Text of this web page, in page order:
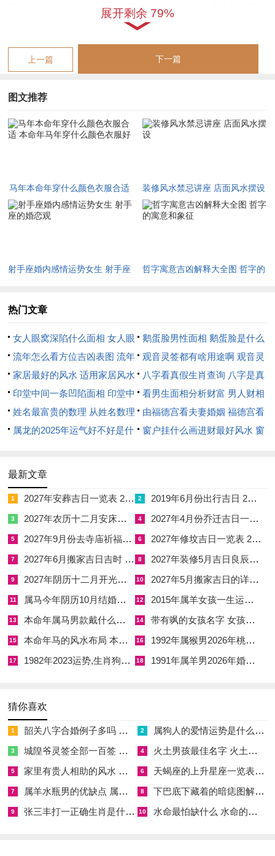
物，五行属水，乃北方寒冥之色，能引天河之水，灭无根烈焰，
肖马本命年衣橱之中宜备玄黑深沉之服，贴身穿戴，尤以袜履为
佳，取其离火南位，引水济之象，黑非晦暗，乃韬光养晦，收敛
锋芒。
冷静克制盲动与竞争，商谈签约之时或是投资决断场合，着黑色
衬衫、外套，可令心神沉定，免于冲动，识破陷阱，此即官星制
劫护财之理。
致之思维困局，常有马人生性豪爽，行事雷厉风行，丙午年则易
流于刚愎自用，听不得逆耳之言，此时若有水德调燮，则刚中带
柔，知进退，明得失。
午火年本为帮扶，若再见黑水满身，反成官杀混杂，压力倍增，
故当审察自身命盘。若生于秋冬，八字寒湿，马年虽值太岁，反
尤以庚午，甲午年生人金木为财为官。火旺金溶，木焚之时黑色
乃救局之关键，除衣衫外，墨玉，黑曜石、黑碧玺等饰品，亦能
引水化火，可佩于腰间，或为手串，取其黑水润下，护住肾元，
稳固根基，太岁方在午，午属离火，黑水之用，即是以坎水制离
金辉敛焰旺财官 白黄相济事业兴
火旺之局，克金最甚，金为马人之财源，亦为事业之星，丙午比
肩争财，财星受损，故须以金为用，壮其财气，以土为辅，泄火
生金，通其关窍，白色在五行属金，金色亦同，米白、银灰、杏
色皆入此列，于肖马者本命年衣饰添金，是直接补益被火灼伤的
财星。
面试，述职、冀望升迁之际。穿着白色，米色正装，手持白色或
金属材质之公文包，能增旺官星财气，令事业机遇不被烈火所
化，金主决断，又能制木，若流年引动命局甲乙木印星过旺而生
五行流转最忌堵塞。火旺直接克金，金若弱而无力，财源断绝，
土→土生金之链条，将过旺的比劫之火，化为食伤之土，再生出
财星之金。
展开剩余 79%
上一篇 下一篇
图文推荐
马年本命年穿什么颜色衣服合适
本命年马年穿什么颜色衣服好
装修风水禁忌讲座 店面风水摆设
射手座婚内感情运势女生 射手座
哲字寓意吉凶解释大全图 哲字的
热门文章
女人眼窝深陷什么面相 女人眼
窝深陷是短命相吗
鹅蛋脸男性面相 鹅蛋脸是什么
脸型男性
流年怎么看方位吉凶表图 流年
位置怎么看
观音灵签都有啥用途啊 观音灵
签全部签签词
家居最好的风水 适用家居风水
八字看真假生肖查询 八字是真
还是假
印堂中间一条凹陷面相 印堂中
间有条线沟好不好
看男生面相分析财富 男人财相
从哪里看
姓名最富贵的数理 从姓名数理
看富豪
由福德宫看夫妻婚姻 福德宫看
配偶生肖
属龙的2025年运气好不好是什
2025年属龙人的全年运势
窗户挂什么画进财最好风水 窗
最新文章
1 2027年安葬吉日一览表 2027年12月安葬吉日一览表 2 2019年6月份出行吉日 2027年6月出行吉日一览表
3 2027年农历十二月安床吉日 2027年正月安床吉日吉时查询 4 2027年4月份乔迁吉日一览表 2027年4月乔迁吉日吉时查询
5 2027年9月份去寺庙祈福的日子 2027年5月去寺庙吉日一览表 6 2027年修坟吉日一览表 2027年农历2月修坟吉日一览表
7 2027年6月搬家吉日吉时 2027年农历6月搬家吉日一览表 8 2027年装修5月吉日良辰查询表 2027年农历5月装修吉日一览表
9 2027年阴历十二月开光吉日 2027年12月开光吉日一览表 10 2027年5月搬家吉日的详细解释 2027年5月搬家吉日吉时查询
11 属马今年阴历10月结婚好吗 属马还有几年本命年结婚呢好吗 12 2015年属羊女孩一生运势 2015年属羊女2026年健康运好吗
13 本命年属马男款戴什么财神 本命年属马男士戴什么好一点 14 带有飒的女孩名字 女孩取名字带飒字有什么名字好听
15 本命年马的风水布局 本命年马的佛像怎么摆放 16 1992年属猴男2026年桃花运 1992年属猴男2026年感情运如何
17 1982年2023运势,生肖狗1982年2023运势 18 1991年属羊男2026年婚姻运势 1991年属羊男2026年感情运如何
猜你喜欢
1 韶关八字合婚例子多吗 韶关八字测风水 2 属狗人的爱情运势是什么意思 属狗的人爱情观
3 城隍爷灵签全部一百签 城隍爷灵签解签大全 4 火土男孩最佳名字 火土属性的字男孩名字有哪些
5 家里有贵人相助的风水 家里有贵人是什么意思 6 天蝎座的上升星座一览表 天蝎座的上升星座查询
7 属羊水瓶男的优缺点 属羊水瓶座男生性格爱情观 8 下巴底下藏着的暗痣图解 下巴尖底下有痣代表什么
9 张三丰打一正确生肖是什么意思 张三丰是指什么生肖 10 水命最怕缺什么 水命的人忌什么